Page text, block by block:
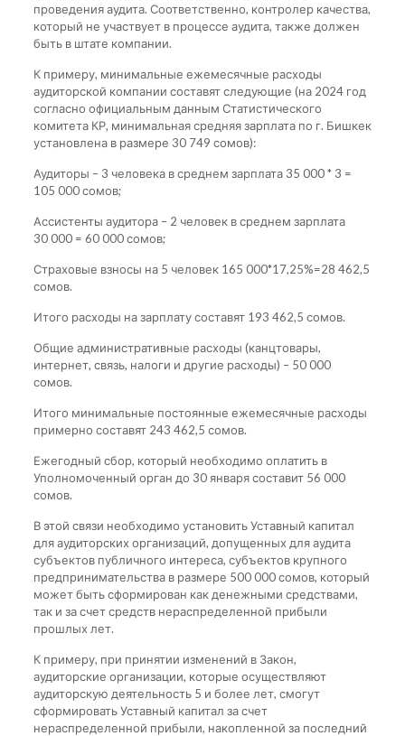
проведения аудита. Соответственно, контролер качества,
который не участвует в процессе аудита, также должен
быть в штате компании.
К примеру, минимальные ежемесячные расходы
аудиторской компании составят следующие (на 2024 год
согласно официальным данным Статистического
комитета КР, минимальная средняя зарплата по г. Бишкек
установлена в размере 30 749 сомов):
Аудиторы – 3 человека в среднем зарплата 35 000 * 3 =
105 000 сомов;
Ассистенты аудитора – 2 человек в среднем зарплата
30 000 = 60 000 сомов;
Страховые взносы на 5 человек 165 000*17,25%=28 462,5
сомов.
Итого расходы на зарплату составят 193 462,5 сомов.
Общие административные расходы (канцтовары,
интернет, связь, налоги и другие расходы) – 50 000
сомов.
Итого минимальные постоянные ежемесячные расходы
примерно составят 243 462,5 сомов.
Ежегодный сбор, который необходимо оплатить в
Уполномоченный орган до 30 января составит 56 000
сомов.
В этой связи необходимо установить Уставный капитал
для аудиторских организаций, допущенных для аудита
субъектов публичного интереса, субъектов крупного
предпринимательства в размере 500 000 сомов, который
может быть сформирован как денежными средствами,
так и за счет средств нераспределенной прибыли
прошлых лет.
К примеру, при принятии изменений в Закон,
аудиторские организации, которые осуществляют
аудиторскую деятельность 5 и более лет, смогут
сформировать Уставный капитал за счет
нераспределенной прибыли, накопленной за последний